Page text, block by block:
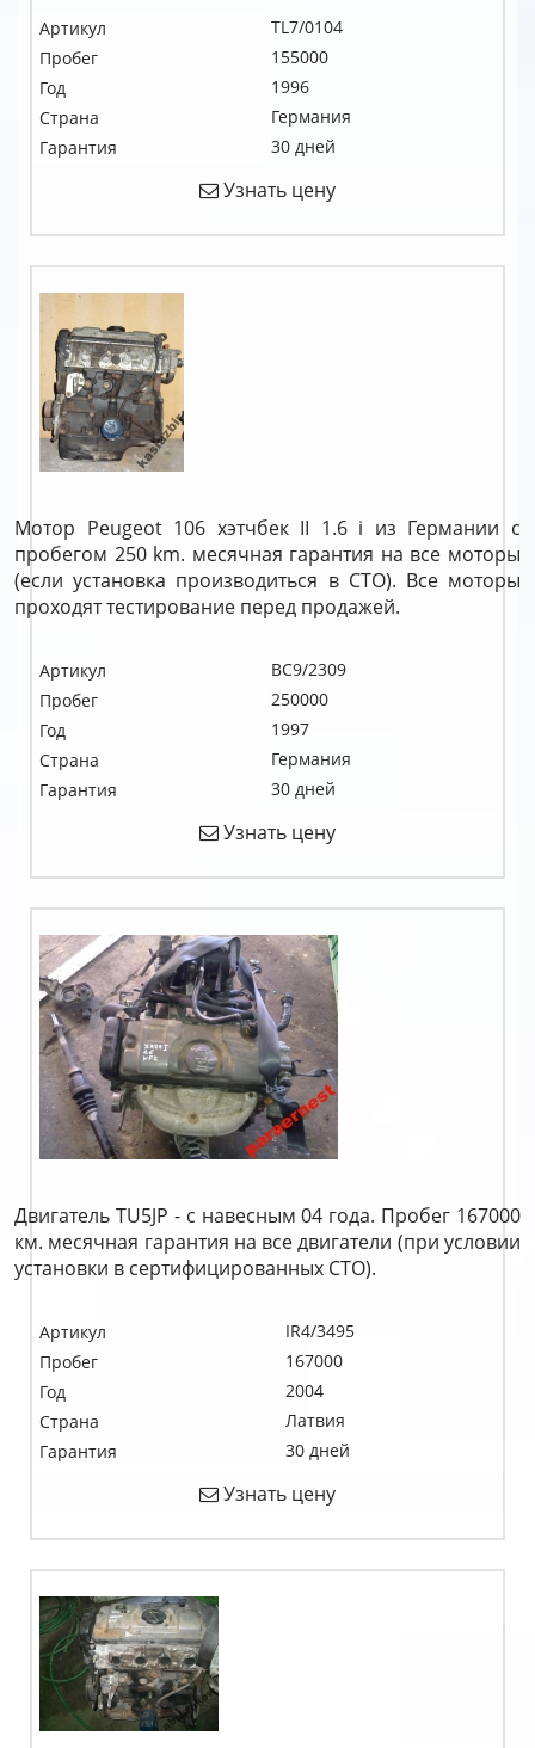
Артикул
TL7/0104
Пробег
155000
Год
1996
Страна
Германия
Гарантия
30 дней
Узнать цену
Мотор Peugeot 106 хэтчбек II 1.6 i из Германии с
пробегом 250 km. месячная гарантия на все моторы
(если установка производиться в СТО). Все моторы
проходят тестирование перед продажей.
Артикул
BC9/2309
Пробег
250000
Год
1997
Страна
Германия
Гарантия
30 дней
Узнать цену
Двигатель TU5JP - с навесным 04 года. Пробег 167000
км. месячная гарантия на все двигатели (при условии
установки в сертифицированных СТО).
Артикул
IR4/3495
Пробег
167000
Год
2004
Страна
Латвия
Гарантия
30 дней
Узнать цену